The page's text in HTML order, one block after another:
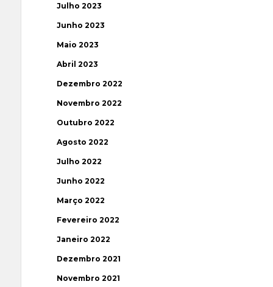
Julho 2023
Junho 2023
Maio 2023
Abril 2023
Dezembro 2022
Novembro 2022
Outubro 2022
Agosto 2022
Julho 2022
Junho 2022
Março 2022
Fevereiro 2022
Janeiro 2022
Dezembro 2021
Novembro 2021